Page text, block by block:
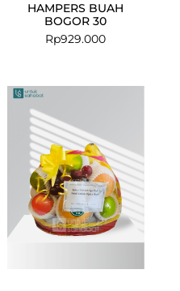
HAMPERS BUAH
BOGOR 30
Rp929.000